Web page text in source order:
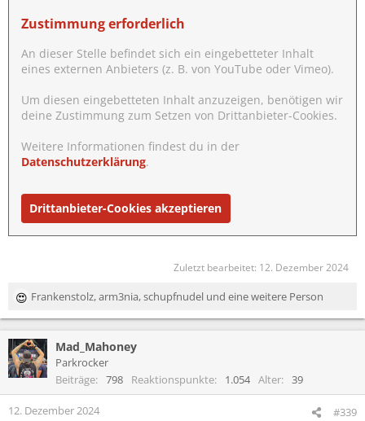
Zustimmung erforderlich
An dieser Stelle befindet sich ein eingebetteter Inhalt
eines externen Anbieters (z. B. von YouTube oder Vimeo).
Um diesen eingebetteten Inhalt anzuzeigen, benötigen wir
deine Zustimmung zum Setzen von Drittanbieter-Cookies.
Weitere Informationen findest du in der
Datenschutzerklärung.
Drittanbieter-Cookies akzeptieren
Zuletzt bearbeitet: 12. Dezember 2024
R
e
k
t
i
o
n
Frankenstolz,arm3nia,schupfnudel und eine weitere Person
Mad_Mahoney
Parkrocker
Beiträge
798 Reaktionspunkte 1.054 Alter 39
12. Dezember 2024 #339